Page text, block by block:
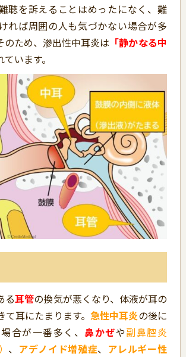
聴を訴えることはめったになく、難
れば周囲の人も気づかない場合が多
のため、滲出性中耳炎は 「静かなる中
います。
る耳管の換気が悪くなり、体液が耳の
て耳にたまります。急性中耳炎の後に
合が一番多く、鼻かぜや副鼻腔炎
、 アデノイド増殖症、 アレルギー性